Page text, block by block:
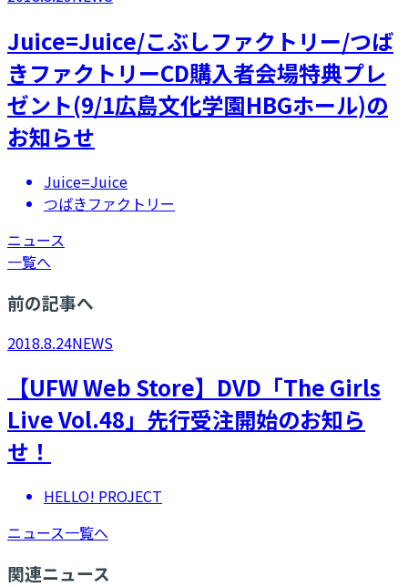
Juice=Juice/こぶしファクトリー/つば
きファクトリーCD購入者会場特典プレ
ゼント(9/1広島文化学園HBGホール)の
お知らせ
Juice=Juice
つばきファクトリー
ニュース
一覧へ
前の記事へ
2018.8.24NEWS
【UFW Web Store】DVD「The Girls
Live Vol.48」先行受注開始のお知ら
せ！
HELLO! PROJECT
ニュース一覧へ
関連ニュース